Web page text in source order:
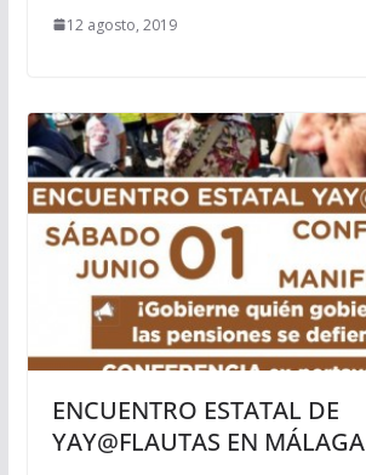
12 agosto, 2019
ENCUENTRO ESTATAL DE
YAY@FLAUTAS EN MÁLAGA